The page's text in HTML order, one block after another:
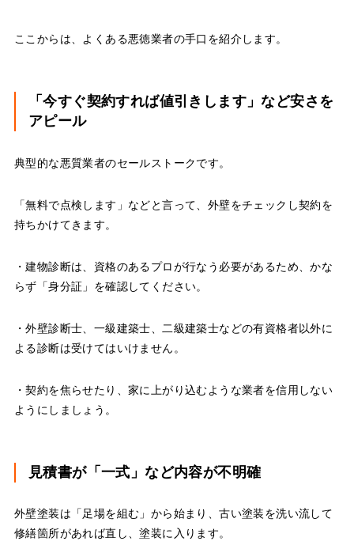
ここからは、よくある悪徳業者の手口を紹介します。
「今すぐ契約すれば値引きします」など安さを
アピール
典型的な悪質業者のセールストークです。
「無料で点検します」などと言って、外壁をチェックし契約を
持ちかけてきます。
・建物診断は、資格のあるプロが行なう必要があるため、かな
らず「身分証」を確認してください。
・外壁診断士、一級建築士、二級建築士などの有資格者以外に
よる診断は受けてはいけません。
・契約を焦らせたり、家に上がり込むような業者を信用しない
ようにしましょう。
見積書が「一式」など内容が不明確
外壁塗装は「足場を組む」から始まり、古い塗装を洗い流して
修繕箇所があれば直し、塗装に入ります。